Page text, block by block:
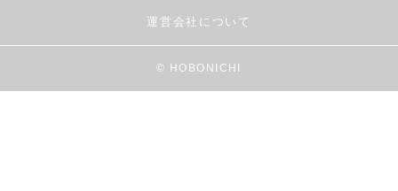
運営会社について
© HOBONICHI